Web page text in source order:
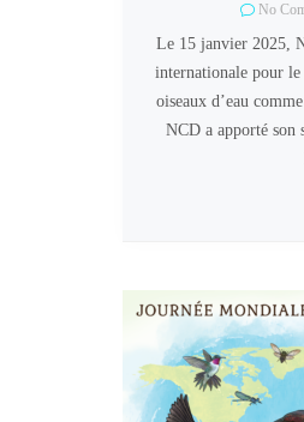
No
Le 15 janvier 2025,
internationale pour
oiseaux d’eau
NCD a apporté son